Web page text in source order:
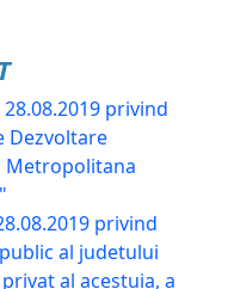
28.08.2019 privind
Dezvoltare
privind
al judetului
al acestuia, a